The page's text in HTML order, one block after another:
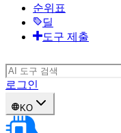
순위표
딜
도구 제출
로그인
KO